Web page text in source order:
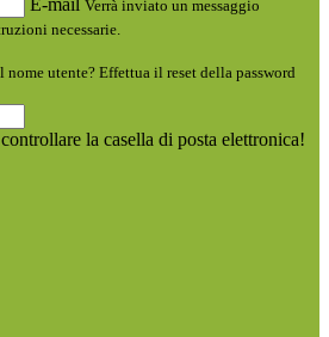
E-mail Verrà inviato un messaggio
necessarie.
nome utente? Effettua il reset della password
la casella di posta elettronica!